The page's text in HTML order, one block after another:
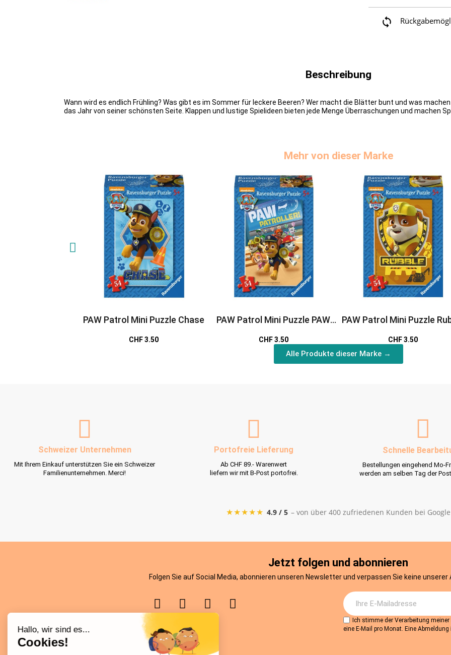
Beschreibung
Wann wird es endlich Frühling? Was gibt es im Sommer für leckere Beeren? Wer macht die Blätter bunt und was
das Jahr von seiner schönsten Seite. Klappen und lustige Spielideen bieten jede Menge Überraschungen und machen
Mehr von dieser Marke
PAW Patrol Mini Puzzle Chase
CHF 3.50
PAW Patrol Mini Puzzle PAW
CHF 3.50
PAW Patrol Mini Puzzle
CHF 3.50
Alle Produkte dieser Marke →
Schweizer Unternehmen
Mit Ihrem Einkauf unterstützen Sie ein Schweizer
Familienunternehmen. Merci!
Portofreie Lieferung
Ab CHF 89.- Warenwert
liefern wir mit B-Post portofrei.
Schnelle
Bestellungen eingehend Mo-
werden am selben Tag der
★★★★★ 4.9 / 5 – von über 400 zufriedenen Kunden bei Google
Jetzt folgen und abonnieren
Folgen Sie auf Social Media, abonnieren unseren Newsletter und verpassen Sie keine unserer
Ich stimme der Verarbeitung
eine E-Mail pro Monat. Eine